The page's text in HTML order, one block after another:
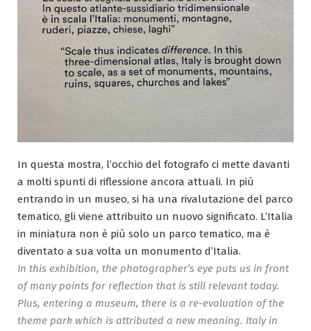
In questa mostra, l’occhio del fotografo ci mette davanti
a molti spunti di riflessione ancora attuali. In più
entrando in un museo, si ha una rivalutazione del parco
tematico, gli viene attribuito un nuovo significato. L’Italia
in miniatura non è più solo un parco tematico, ma è
diventato a sua volta un monumento d’Italia.
In this exhibition, the photographer’s eye puts us in front
of many points for reflection that is still relevant today.
Plus, entering a museum, there is a re-evaluation of the
theme park which is attributed a new meaning. Italy in